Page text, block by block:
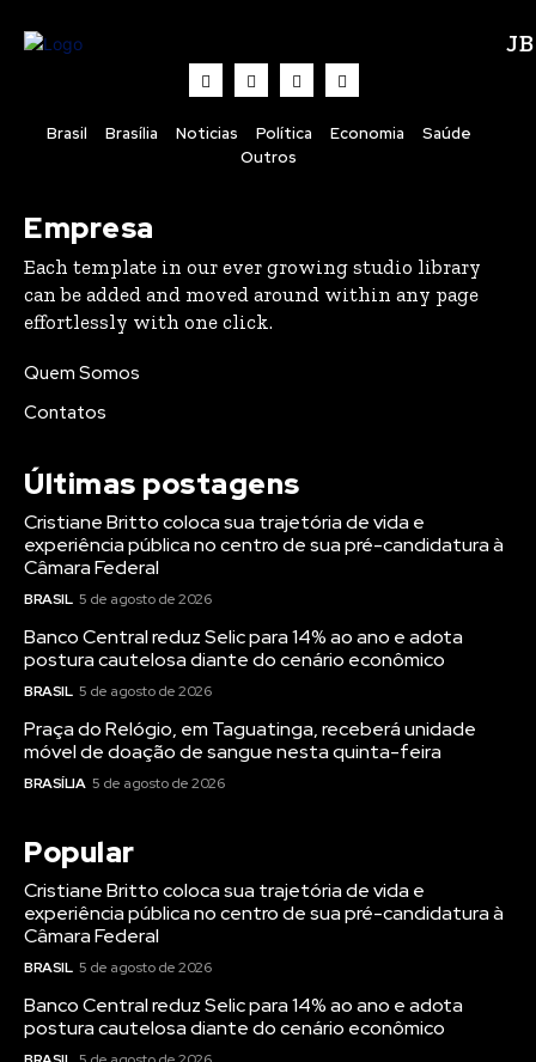
Brasil Brasília Noticias Política Economia
Saúde
Outros
Empresa
Each template in our ever growing studio library
can be added and moved around within any page
effortlessly with one click.
Quem Somos
Contatos
Últimas postagens
Cristiane Britto coloca sua trajetória de vida e
experiência pública no centro de sua pré-candidatura à
Câmara Federal
BRASIL 5 de agosto de 2026
Banco Central reduz Selic para 14% ao ano e adota
postura cautelosa diante do cenário econômico
BRASIL 5 de agosto de 2026
Praça do Relógio, em Taguatinga, receberá unidade
móvel de doação de sangue nesta quinta-feira
BRASÍLIA 5 de agosto de 2026
Popular
Cristiane Britto coloca sua trajetória de vida e
experiência pública no centro de sua pré-candidatura à
Câmara Federal
BRASIL 5 de agosto de 2026
Banco Central reduz Selic para 14% ao ano e adota
postura cautelosa diante do cenário econômico